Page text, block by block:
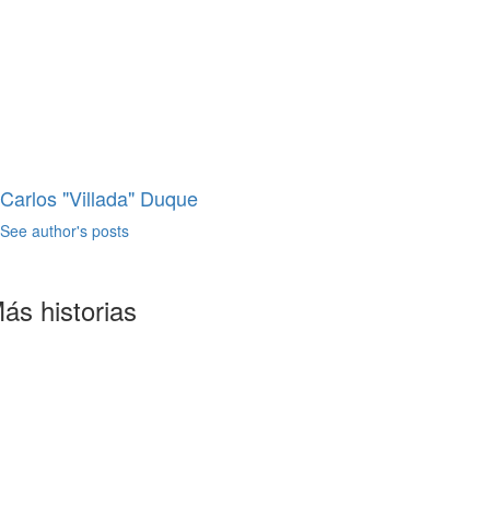
Carlos "Villada" Duque
See author's posts
historias